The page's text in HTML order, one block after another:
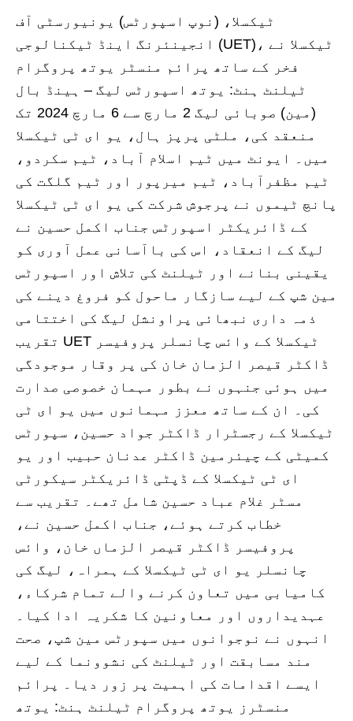
ٹیکسلا، (نوپ اسپورٹس) یونیورسٹی آف
انجینئرنگ اینڈ ٹیکنالوجی (UET)، ٹیکسلا نے
فخر کے ساتھ پرائم منسٹر یوتھ پروگرام
ٹیلنٹ ہنٹ: یوتھ اسپورٹس لیگ – ہینڈ بال
(مین) صوبائی لیگ 2 مارچ سے 6 مارچ 2024 تک
منعقد کی، ملٹی پرپز ہال، یو ای ٹی ٹیکسلا
میں۔ ایونٹ میں ٹیم اسلام آباد، ٹیم سکردو،
ٹیم مظفرآباد، ٹیم میرپور اور ٹیم گلگت کی
پانچ ٹیموں نے پرجوش شرکت کی یو ای ٹی ٹیکسلا
کے ڈائریکٹر اسپورٹس جناب اکمل حسین نے
لیگ کے انعقاد، اس کی باآسانی عمل آوری کو
یقینی بنانے اور ٹیلنٹ کی تلاش اور اسپورٹس
مین شپ کے لیے سازگار ماحول کو فروغ دینے کی
ذمہ داری نبھائی پراونشل لیگ کی اختتامی
تقریب UET ٹیکسلا کے وائس چانسلر پروفیسر
ڈاکٹر قیصر الزمان خان کی پر وقار موجودگی
میں ہوئی جنہوں نے بطور مہمان خصوصی صدارت
کی۔ ان کے ساتھ معزز مہمانوں میں یو ای ٹی
ٹیکسلا کے رجسٹرار ڈاکٹر جواد حسین، سپورٹس
کمیٹی کے چیئرمین ڈاکٹر عدنان حبیب اور یو
ای ٹی ٹیکسلا کے ڈپٹی ڈائریکٹر سیکورٹی
مسٹر غلام عباد حسین شامل تھے۔ تقریب سے
خطاب کرتے ہوئے، جناب اکمل حسین نے،
پروفیسر ڈاکٹر قیصر الزماں خان، وائس
چانسلر یو ای ٹی ٹیکسلا کے ہمراہ، لیگ کی
کامیابی میں تعاون کرنے والے تمام شرکاء،
عہدیداروں اور معاونین کا شکریہ ادا کیا۔
انہوں نے نوجوانوں میں سپورٹس مین شپ، صحت
مند مسابقت اور ٹیلنٹ کی نشوونما کے لیے
ایسے اقدامات کی اہمیت پر زور دیا۔ پرائم
منسٹرز یوتھ پروگرام ٹیلنٹ ہنٹ: یوتھ